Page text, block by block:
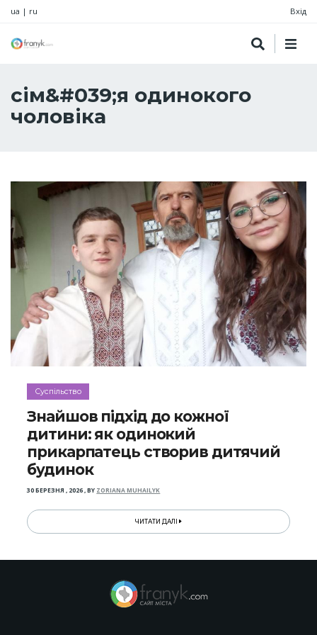
ua | ru Вхід
сім&#039;я одинокого
чоловіка
Суспільство
Знайшов підхід до кожної
дитини: як одинокий
прикарпатець створив дитячий
будинок
30 БЕРЕЗНЯ , 2026,BY ZORIANA MUHAILYK
ЧИТАТИ ДАЛІ